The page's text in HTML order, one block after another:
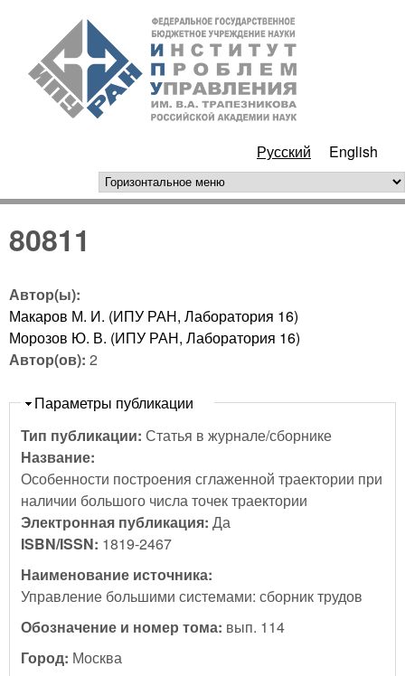
Перейти к основному
содержанию
РАН
Русский English
горизонтальное меню
80811
Автор(ы):
Макаров М. И. (ИПУ РАН, Лаборатория 16)
Морозов Ю. В. (ИПУ РАН, Лаборатория 16)
Автор(ов): 2
Скрыть
Параметры публикации
Тип публикации: Статья в журнале/сборнике
Название:
Особенности построения сглаженной траектории при
наличии большого числа точек траектории
Электронная публикация: Да
ISBN/ISSN: 1819-2467
Наименование источника:
Управление большими системами: сборник трудов
Обозначение и номер тома: вып. 114
Город: Москва